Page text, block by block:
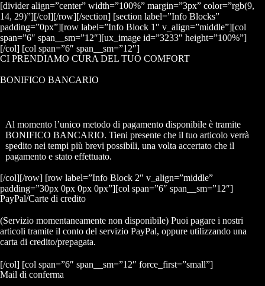
[divider align=”center” width=”100%” margin=”3px” color=”rgb(9,
14, 29)”][/col][/row][/section] [section label=”Info Blocks”
padding=”0px”][row label=”Info Block 1″ v_align=”middle”][col
span=”6″ span__sm=”12″][ux_image id=”3233″ height=”100%”]
[/col] [col span=”6″ span__sm=”12″]
CI PRENDIAMO CURA DEL TUO COMFORT
BONIFICO BANCARIO
Al momento l’unico metodo di pagamento disponibile è tramite
BONIFICO BANCARIO. Tieni presente che il tuo articolo verrà
spedito nei tempi più brevi possibili, una volta accertato che il
pagamento e stato effettuato.
[/col][/row] [row label=”Info Block 2″ v_align=”middle”
padding=”30px 0px 0px 0px”][col span=”6″ span__sm=”12″]
PayPal/Carte di credito
(Servizio momentaneamente non disponibile) Puoi pagare i nostri
articoli tramite il conto del servizio PayPal, oppure utilizzando una
carta di credito/prepagata.
[/col] [col span=”6″ span__sm=”12″ force_first=”small”]
Mail di conferma